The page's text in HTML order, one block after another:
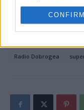
CONFIRM
Radio Dobrogea